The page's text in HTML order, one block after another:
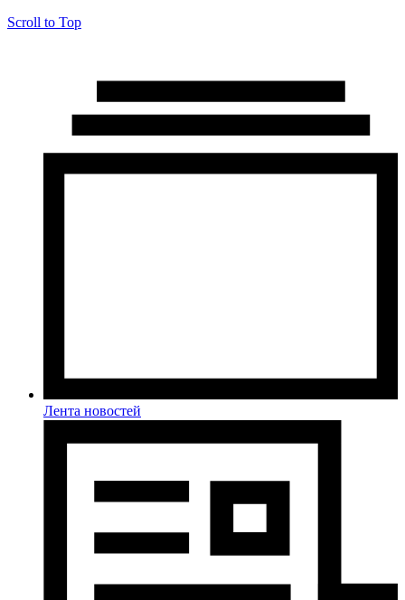
Scroll to Top
Лента новостей